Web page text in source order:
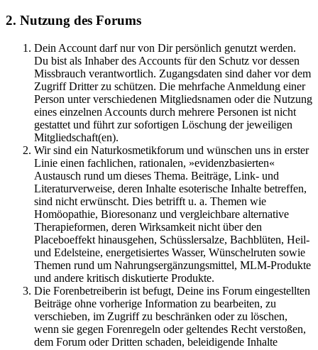
2. Nutzung des Forums
Dein Account darf nur von Dir persönlich genutzt werden.
Du bist als Inhaber des Accounts für den Schutz vor dessen
Missbrauch verantwortlich. Zugangsdaten sind daher vor dem
Zugriff Dritter zu schützen. Die mehrfache Anmeldung einer
Person unter verschiedenen Mitgliedsnamen oder die Nutzung
eines einzelnen Accounts durch mehrere Personen ist nicht
gestattet und führt zur sofortigen Löschung der jeweiligen
Mitgliedschaft(en).
Wir sind ein Naturkosmetikforum und wünschen uns in erster
Linie einen fachlichen, rationalen, »evidenzbasierten«
Austausch rund um dieses Thema. Beiträge, Link- und
Literaturverweise, deren Inhalte esoterische Inhalte betreffen,
sind nicht erwünscht. Dies betrifft u. a. Themen wie
Homöopathie, Bioresonanz und vergleichbare alternative
Therapieformen, deren Wirksamkeit nicht über den
Placeboeffekt hinausgehen, Schüsslersalze, Bachblüten, Heil-
und Edelsteine, energetisiertes Wasser, Wünschelruten sowie
Themen rund um Nahrungsergänzungsmittel, MLM-Produkte
und andere kritisch diskutierte Produkte.
Die Forenbetreiberin ist befugt, Deine ins Forum eingestellten
Beiträge ohne vorherige Information zu bearbeiten, zu
verschieben, im Zugriff zu beschränken oder zu löschen,
wenn sie gegen Forenregeln oder geltendes Recht verstoßen,
dem Forum oder Dritten schaden, beleidigende Inhalte